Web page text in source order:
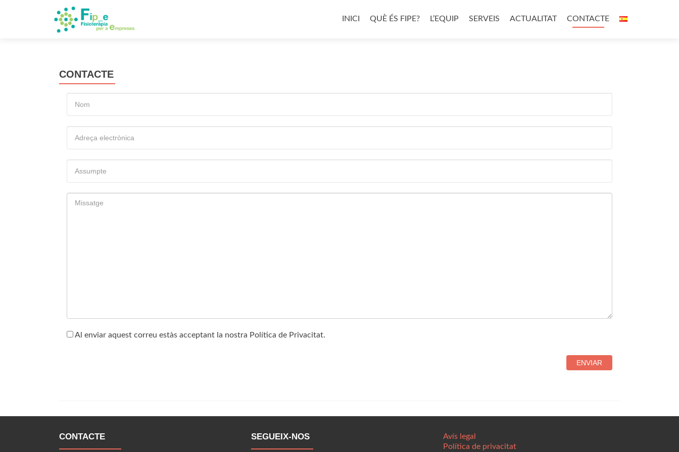
toINICI QUÈ ÉS FIPE? L’EQUIP SERVEIS ACTUALITAT CONTACTE
CONTACTE
Al enviar aquest correu estàs acceptant la nostra Política de Privacitat.
ENVIAR
CONTACTE SEGUEIX-NOS
Avís legal
Política de privacitat